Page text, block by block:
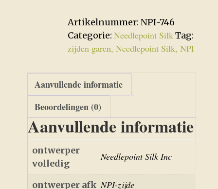
Artikelnummer: NPI-746
Categorie: Needlepoint SilkTag:
zijden garen, Needlepoint Silk, NPI
Aanvullende informatie
Beoordelingen (0)
Aanvullende informatie
ontwerper
volledig
Needlepoint Silk Inc
ontwerper afk NPI-zijde